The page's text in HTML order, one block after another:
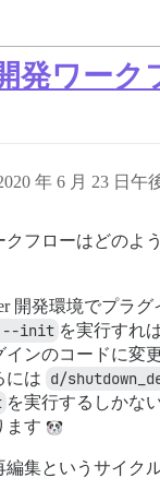
発ワーク
年 6 月 23 日午
フローはどのよ
開発環境でプラグ
--init を実行すれ
ンのコードに変
には d/
を実行するしかな
ます
集というサイク